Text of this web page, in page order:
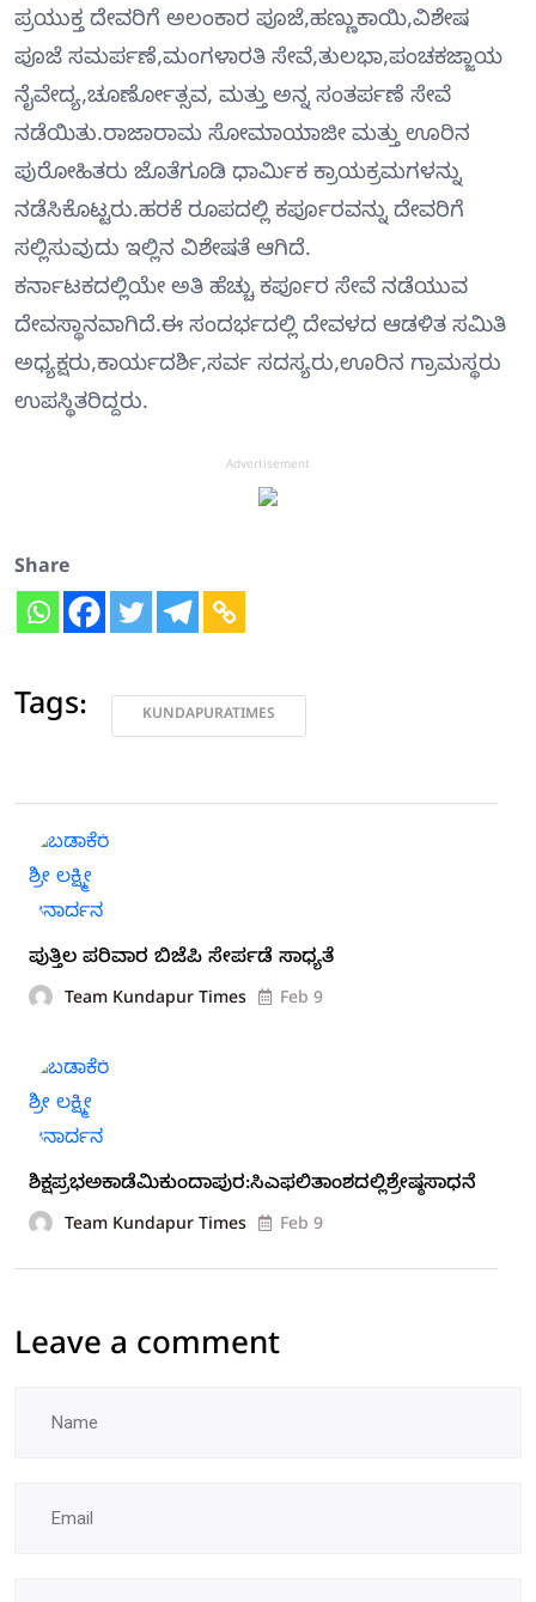
ಪ್ರಯುಕ್ತ ದೇವರಿಗೆ ಅಲಂಕಾರ ಪೂಜೆ,ಹಣ್ಣುಕಾಯಿ,ವಿಶೇಷ
ಪೂಜೆ ಸಮರ್ಪಣೆ,ಮಂಗಳಾರತಿ ಸೇವೆ,ತುಲಭಾ,ಪಂಚಕಜ್ಜಾಯ
ನೈವೇದ್ಯ,ಚೂರ್ಣೋತ್ಸವ, ಮತ್ತು ಅನ್ನ ಸಂತರ್ಪಣೆ ಸೇವೆ
ನಡೆಯಿತು.ರಾಜಾರಾಮ ಸೋಮಾಯಾಜೀ ಮತ್ತು ಊರಿನ
ಪುರೋಹಿತರು ಜೊತೆಗೂಡಿ ಧಾರ್ಮಿಕ ಕ್ರಾಯಕ್ರಮಗಳನ್ನು
ನಡೆಸಿಕೊಟ್ಟರು.ಹರಕೆ ರೂಪದಲ್ಲಿ ಕರ್ಪೂರವನ್ನು ದೇವರಿಗೆ
ಸಲ್ಲಿಸುವುದು ಇಲ್ಲಿನ ವಿಶೇಷತೆ ಆಗಿದೆ.
ಕರ್ನಾಟಕದಲ್ಲಿಯೇ ಅತಿ ಹೆಚ್ಚು ಕರ್ಪೂರ ಸೇವೆ ನಡೆಯುವ
ದೇವಸ್ಥಾನವಾಗಿದೆ.ಈ ಸಂದರ್ಭದಲ್ಲಿ ದೇವಳದ ಆಡಳಿತ ಸಮಿತಿ
ಅಧ್ಯಕ್ಷರು,ಕಾರ್ಯದರ್ಶಿ,ಸರ್ವ ಸದಸ್ಯರು,ಊರಿನ ಗ್ರಾಮಸ್ಥರು
ಉಪಸ್ಥಿತರಿದ್ದರು.
Advertisement
Share
Tags: KUNDAPURATIMES
ಪುತ್ತಿಲ ಪರಿವಾರ ಬಿಜೆಪಿ ಸೇರ್ಪಡೆ ಸಾಧ್ಯತೆ
Team Kundapur Times Feb 9
ಶಿಕ್ಷಪ್ರಭಅಕಾಡೆಮಿಕುಂದಾಪುರ:ಸಿಎಫಲಿತಾಂಶದಲ್ಲಿಶ್ರೇಷ್ಠಸಾಧನೆ
Team Kundapur Times Feb 9
Leave a comment